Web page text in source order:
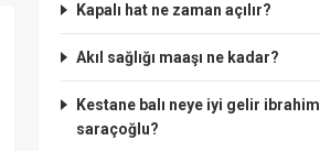
Kapalı hat ne zaman açılır?
Akıl sağlığı maaşı ne kadar?
Kestane balı neye iyi gelir ibrahim
saraçoğlu?